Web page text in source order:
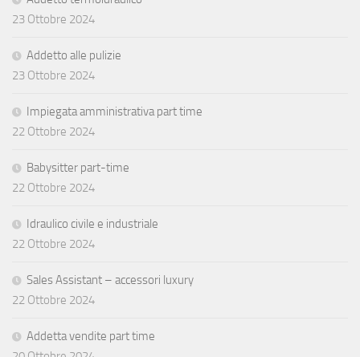
23 Ottobre 2024
Addetto alle pulizie
23 Ottobre 2024
Impiegata amministrativa part time
22 Ottobre 2024
Babysitter part-time
22 Ottobre 2024
Idraulico civile e industriale
22 Ottobre 2024
Sales Assistant – accessori luxury
22 Ottobre 2024
Addetta vendite part time